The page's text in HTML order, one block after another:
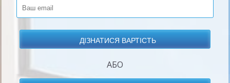
АБО